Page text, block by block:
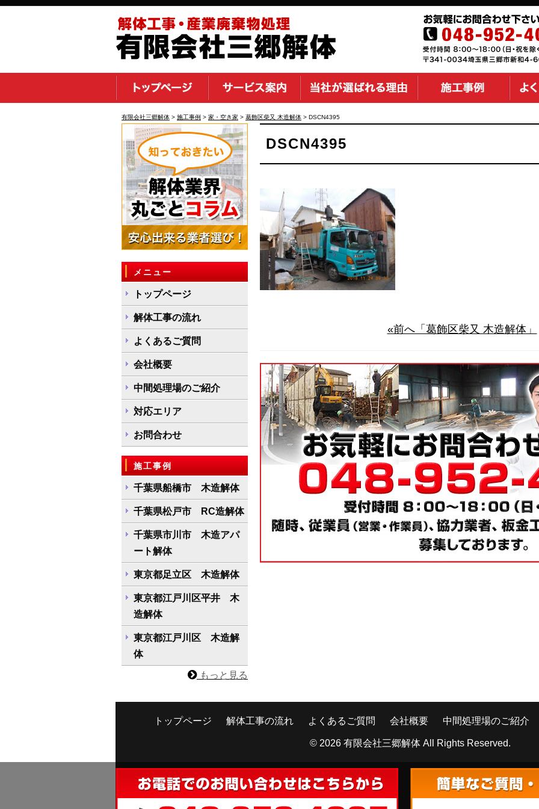
有限会社三郷解体 > 施工事例 > 家・空き家 > 葛飾区柴又 木造解体 > DSCN4395
DSCN4395
«前へ「葛飾区柴又 木造解体」
メニュー
トップページ
解体工事の流れ
よくあるご質問
会社概要
中間処理場のご紹介
対応エリア
お問合わせ
施工事例
千葉県船橋市 木造解体
千葉県松戸市 RC造解体
千葉県市川市 木造アパ
ート解体
東京都足立区 木造解体
東京都江戸川区平井 木
造解体
東京都江戸川区 木造解
体
もっと見る
トップページ 解体工事の流れ よくあるご質問 会社概要 中間処理場のご紹介
© 2026 有限会社三郷解体 All Rights Reserved.